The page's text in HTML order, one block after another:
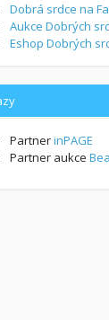
Dobrá srdce na
Aukce Dobrých
Eshop Dobrých
PartnerinPAGE
Partner aukce